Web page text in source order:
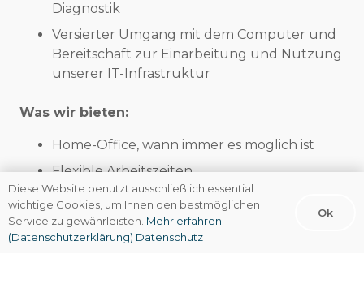
Diagnostik
Versierter Umgang mit dem Computer und
Bereitschaft zur Einarbeitung und Nutzung
unserer IT-Infrastruktur
Was wir bieten:
Home-Office, wann immer es möglich ist
Flexible Arbeitszeiten
Regelmäßige Intervision (akkreditiert)
Umfassende Einarbeitung in die
Praxisabläufe
Diese Website benutzt ausschließlich essential
wichtige Cookies, um Ihnen den bestmöglichen
Service zu gewährleisten. Mehr erfahren
(Datenschutzerklärung) Datenschutz
Ok